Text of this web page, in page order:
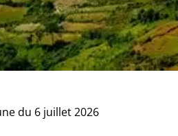
du 6 juillet 2026